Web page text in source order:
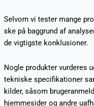
Selvom vi tester mange
ske på baggrund af
de vigtigste konklusioner.
Nogle produkter vurderes
tekniske specifikationer
kilder, såsom
hjemmesider og andre